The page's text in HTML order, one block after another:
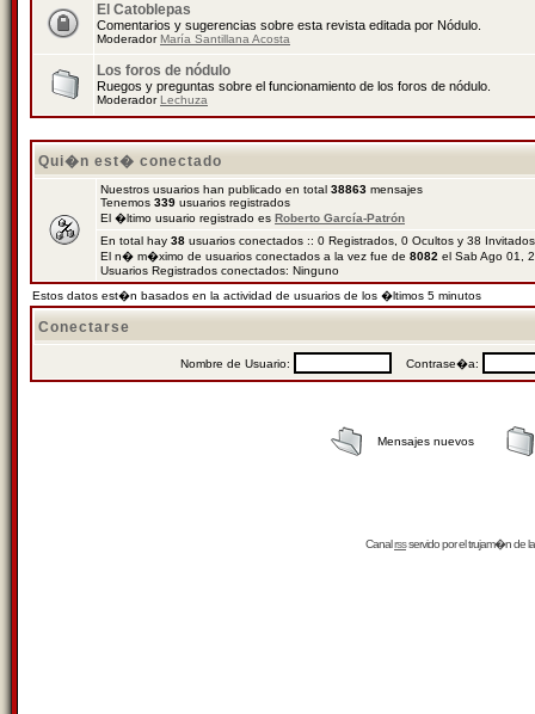
El Catoblepas
Comentarios y sugerencias sobre esta revista editada por Nódulo.
ModeradorMaría Santillana Acosta
Los foros de nódulo
Ruegos y preguntas sobre el funcionamiento de los foros de nódulo.
ModeradorLechuza
Qui�n est� conectado
Nuestros usuarios han publicado en total 38863 mensajes
Tenemos 339 usuarios registrados
El �ltimo usuario registrado es Roberto García-Patrón
En total hay 38 usuarios conectados :: 0 Registrados, 0 Ocultos y 38
El n� m�ximo de usuarios conectados a la vez fue de 8082 el Sab Ago 01,
Usuarios Registrados conectados: Ninguno
Estos datos est�n basados en la actividad de usuarios de los �ltimos 5 minutos
Conectarse
Nombre de Usuario: Contrase�a:
Mensajes nuevos
Canalrssservido por eltrujam�nde